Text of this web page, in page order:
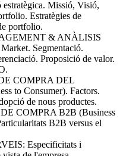
Missió, Visió,
Estratègies de
portfolio.
& ANÀLISIS
Segmentació.
Proposició de valor.
COMPRA DEL
to Consumer). Factors.
de nous productes.
COMPRA B2B (Business
B2B versus el
Especificitats i